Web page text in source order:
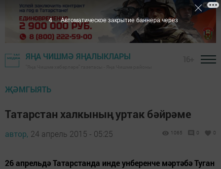
ЯҢА ЧИШМӘ ЯҢАЛЫКЛАРЫ
ҖӘМГЫЯТЬ
Татарстан халкының уртак бәйрәме
автор, 24 апрель 2015 - 05:25 1065 0 0
26 апрельдә Татарстанда инде унберенче мәртәбә Туган
3 Автоматическое закрытие баннера через